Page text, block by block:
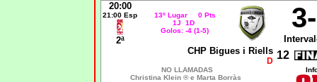
20:00
21:00 Esp
2ª
13º Lugar 0 Pts
1J 1D
Golos: -4 (1-5)
3
CHP Bigues i Riells
D 12
NO LLAMADAS
Christina Klein ® e Marta Borràs